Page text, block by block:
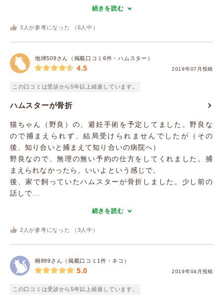
続きを読む
3 人が参考になった （ 6 人中）
地球509さん（掲載口コミ6件・ハムスター）
2019年07月投稿
4.5
この口コミは受診から5年以上経過しています。
ハムスターが骨折
猫ちゃん（野良）の、避妊手術を予定してました。野良な
ので捕まえられず、結局受けられませんでしたが（その
後、知り合いと捕まえて知り合いの病院へ）
野良なので、無理の無い予約の仕方をしてくれました。捕
まえられなかったら、いいよという感じで。
後、家で飼っていたハムスターが骨折しました。少し前の
話しで...
続きを読む
2 人が参考になった （ 3 人中）
桐899さん（掲載口コミ1件・ネコ）
2019年04月投稿
5.0
この口コミは受診から5年以上経過しています。